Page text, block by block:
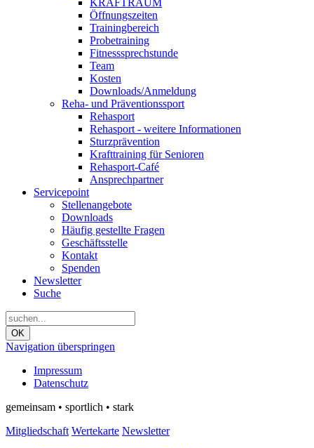
KRAFTRAUM
Öffnungszeiten
Trainingbereich
Probetraining
Fitnesssprechstunde
Team
Kosten
Downloads/Anmeldung
Reha- und Präventionssport
Rehasport
Rehasport - weitere Informationen
Sturzprävention
Krafttraining für Senioren
Rehasport-Café
Ansprechpartner
Servicepoint
Stellenangebote
Downloads
Häufig gestellte Fragen
Geschäftsstelle
Kontakt
Spenden
Newsletter
Suche
OK
Navigation überspringen
Impressum
Datenschutz
gemeinsam • sportlich • stark
Mitgliedschaft Wertekarte Newsletter